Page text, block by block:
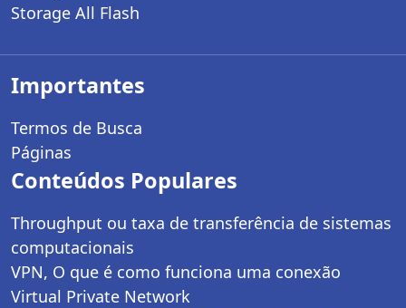
Storage All Flash
Importantes
Termos de Busca
Páginas
Conteúdos Populares
Throughput ou taxa de transferência de sistemas
computacionais
VPN, O que é como funciona uma conexão
Virtual Private Network